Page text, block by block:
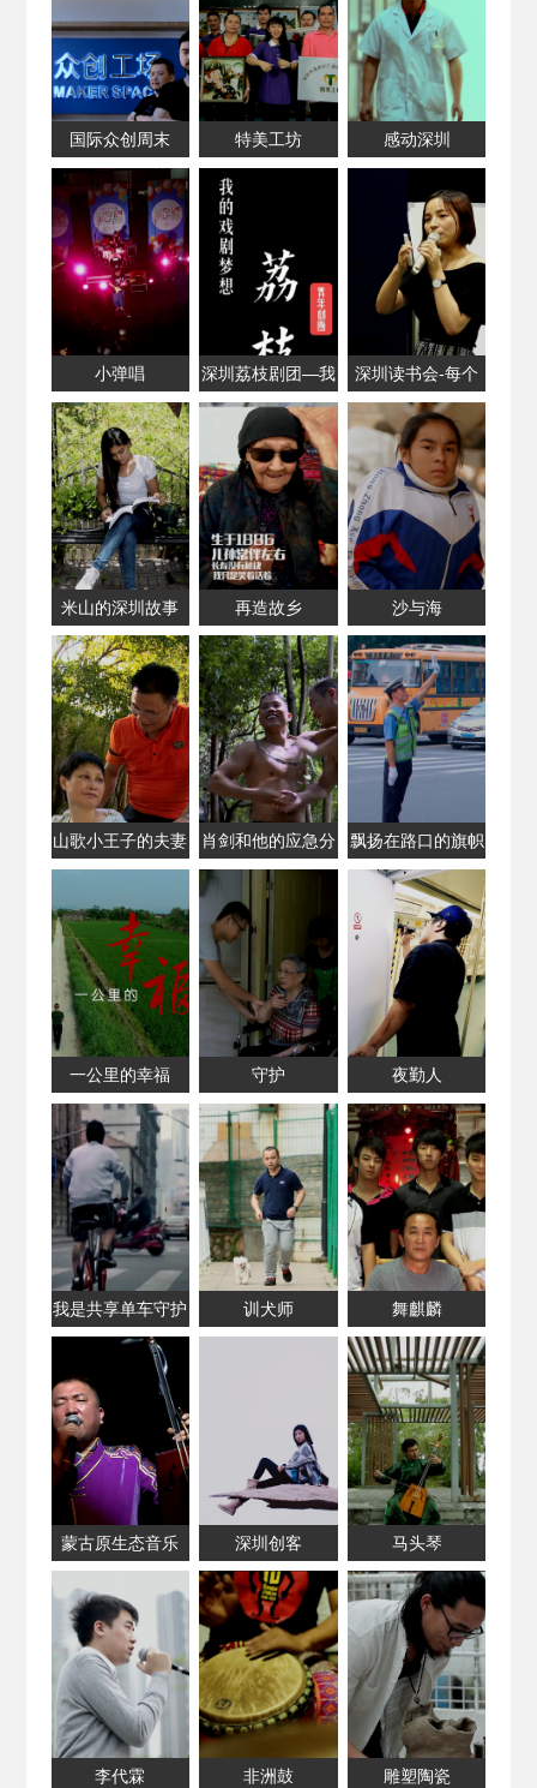
国际众创周末 特美工坊 感动深圳
小弹唱
深圳荔枝剧团—我
们的戏剧梦想
深圳读书会-每个
阅读者共享的舞台
米山的深圳故事 再造故乡 沙与海
山歌小王子的夫妻
肖剑和他的应急分
队
飘扬在路口的旗帜
一公里的幸福 守护 夜勤人
我是共享单车守护
者
训犬师 舞麒麟
蒙古原生态音乐 深圳创客 马头琴
李代霖 非洲鼓 雕塑陶瓷